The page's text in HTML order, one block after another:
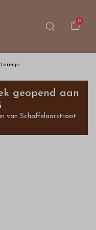
0
geopend aan
van Schaffelaarstraat